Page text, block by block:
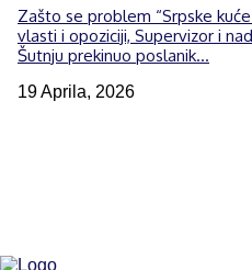
Zašto se problem “Srpske
vlasti i opoziciji, Supervizor i
Šutnju prekinuo poslanik...
19 Aprila, 2026